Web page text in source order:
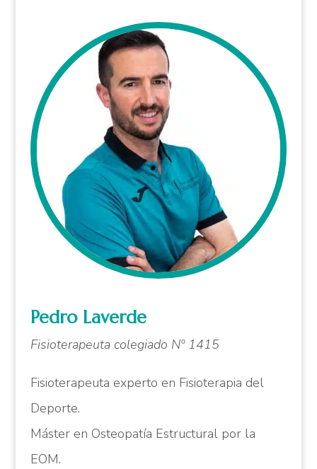
Pedro Laverde
Fisioterapeuta colegiado Nº 1415
Fisioterapeuta experto en Fisioterapia del
Deporte.
Máster en Osteopatía Estructural por la
EOM.